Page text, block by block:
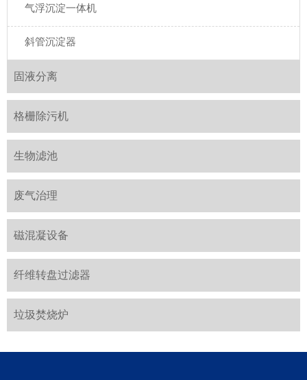
气浮沉淀一体机
斜管沉淀器
固液分离
格栅除污机
生物滤池
废气治理
磁混凝设备
纤维转盘过滤器
垃圾焚烧炉